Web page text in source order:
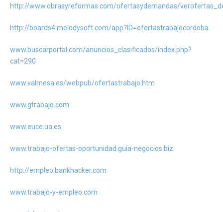
http://www.obrasyreformas.com/ofertasydemandas/
http://boards4.melodysoft.com/app?ID=ofertastrabajocordoba
www.buscarportal.com/anuncios_clasificados/index.php?
cat=290
www.valmesa.es/webpub/ofertastrabajo.htm
www.gtrabajo.com
www.euce.ua.es
www.trabajo-ofertas-oportunidad.guia-negocios.biz
http://empleo.bankhacker.com
www.trabajo-y-empleo.com